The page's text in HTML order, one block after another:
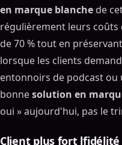
en marque blanche de
régulièrement leurs
de 70 % tout en
lorsque les clients
entonnoirs de podcast ou
bonnesolution en
oui » aujourd'hui, pas le
Client plus fort lfidélité